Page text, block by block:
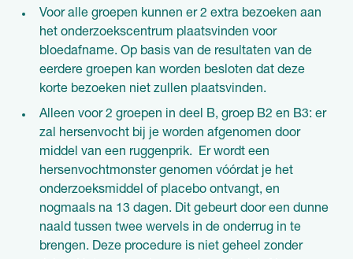
Voor alle groepen kunnen er 2 extra bezoeken aan
het onderzoekscentrum plaatsvinden voor
bloedafname. Op basis van de resultaten van de
eerdere groepen kan worden besloten dat deze
korte bezoeken niet zullen plaatsvinden.
Alleen voor 2 groepen in deel B, groep B2 en B3: er
zal hersenvocht bij je worden afgenomen door
middel van een ruggenprik. Er wordt een
hersenvochtmonster genomen vóórdat je het
onderzoeksmiddel of placebo ontvangt, en
nogmaals na 13 dagen. Dit gebeurt door een dunne
naald tussen twee wervels in de onderrug in te
brengen. Deze procedure is niet geheel zonder